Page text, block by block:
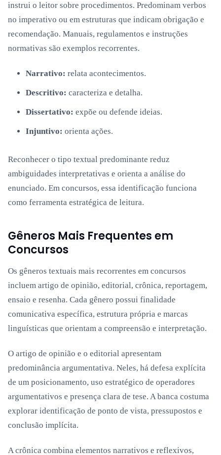
instrui o leitor sobre procedimentos. Predominam verbos
no imperativo ou em estruturas que indicam obrigação e
recomendação. Manuais, regulamentos e instruções
normativas são exemplos recorrentes.
Narrativo: relata acontecimentos.
Descritivo: caracteriza e detalha.
Dissertativo: expõe ou defende ideias.
Injuntivo: orienta ações.
Reconhecer o tipo textual predominante reduz
ambiguidades interpretativas e orienta a análise do
enunciado. Em concursos, essa identificação funciona
como ferramenta estratégica de leitura.
Gêneros Mais Frequentes em
Concursos
Os gêneros textuais mais recorrentes em concursos
incluem artigo de opinião, editorial, crônica, reportagem,
ensaio e resenha. Cada gênero possui finalidade
comunicativa específica, estrutura própria e marcas
linguísticas que orientam a compreensão e interpretação.
O artigo de opinião e o editorial apresentam
predominância argumentativa. Neles, há defesa explícita
de um posicionamento, uso estratégico de operadores
argumentativos e presença clara de tese. A banca costuma
explorar identificação de ponto de vista, pressupostos e
conclusão implícita.
A crônica combina elementos narrativos e reflexivos,